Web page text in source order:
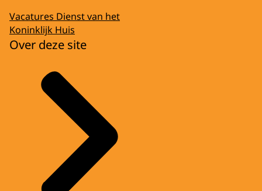
Vacatures Dienst van het
Koninklijk Huis
Over deze site